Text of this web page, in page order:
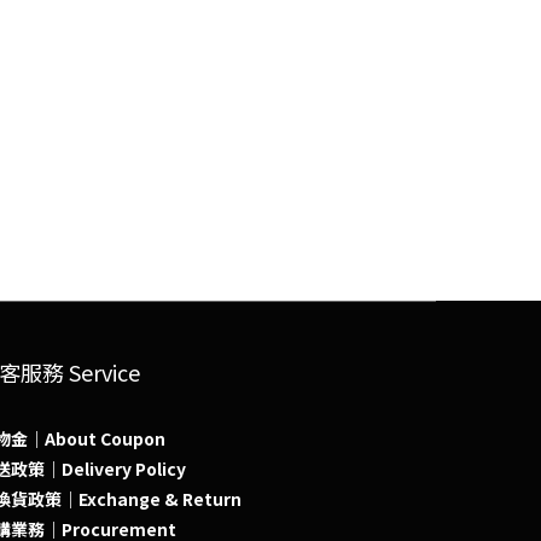
服務 Service
金｜About Coupon
政策｜Delivery Policy
貨政策｜Exchange & Return
業務｜Procurement